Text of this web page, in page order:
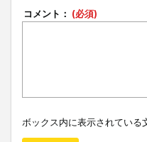
コメント： (必須)
ボックス内に表示されている